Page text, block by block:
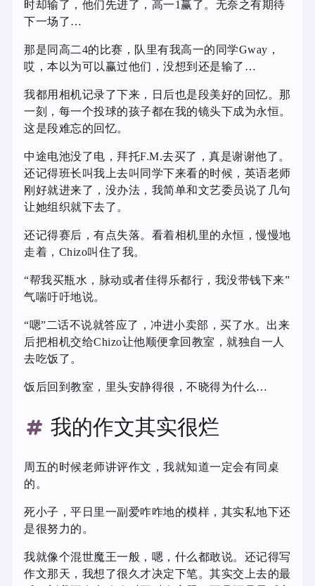
时却输了，他们先进了，高一1赢了。无奈之有期待
下一场了…
那是同高二4的比赛，队里有我高一的同学Gway，
哎，本以为可以赢过他们，没想到还是输了…
我都用相机记录了下来，日后也是段美好的回忆。那
一刻，每一个投球的孩子都在我的镜头下成为永恒。
这是段难忘的回忆。
中途电池没了电，拜托F.M.去买了，真是谢谢他了。
还记得班长叫我上去叫同学下来看的时候，英语老师
刚好就进来了，没办法，我简单和文艺委员说了几句
让她组织就下去了。
还记得赛后，有点失落。看着相机里的永恒，慢慢地
走着，Chizo叫住了我。
“帮我买瓶水，脉动或者佳得乐都行，我没带钱下来”
气喘吁吁地说。
“嗯”二话不说就答应了，冲进小卖部，买了水。出来
后把相机交给Chizo让他顺便拿回教室，就独自一人
去吃饭了。
饭后回到教室，里头安静得很，不晓得为什么…
我的作文其实很烂
周五的时候老师讲评作文，我就知道一定会有同桌
的。
死小子，平日里一副爱咋咋地的模样，其实私地下还
是很努力的。
我就像个混世魔王一般，嗯，什么都敢说。还记得写
作文那天，我想了很久才决定下笔。其实交上去的最